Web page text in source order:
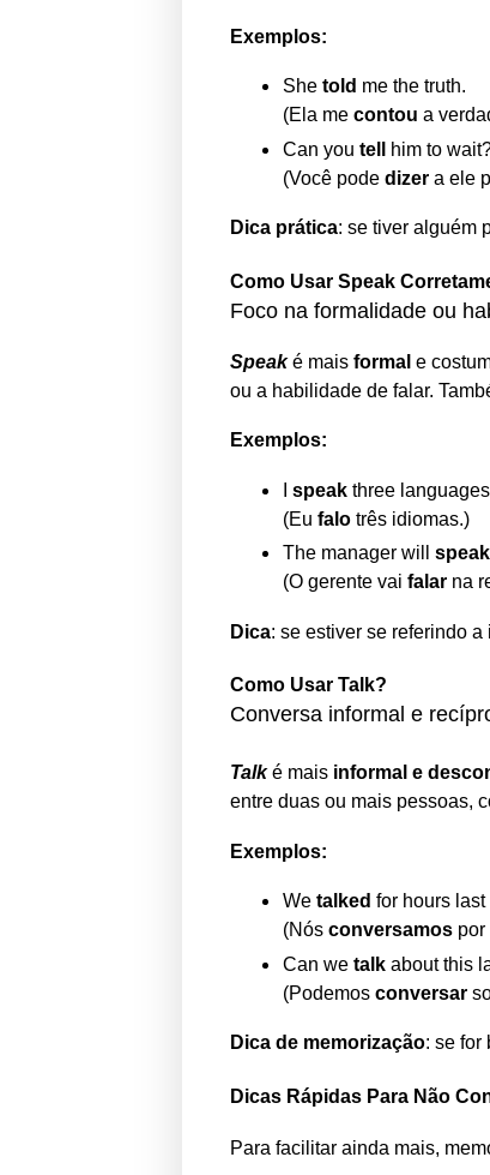
Exemplos:
She told me the truth.
(Ela me contou a
Can you tell
him to
(Você pode dizer a ele
Dica prática: se tiver alguém
Como Usar Speak
Foco na formalidade ou
Speaké mais formal e
ou a habilidade de falar.
Exemplos:
speak three
(Eu falo três idiomas.)
The manager will speak
(O gerente vai falar na
Dica: se estiver se referindo
Como Usar Talk?
Conversa informal e
Talk é mais informal e
entre duas ou mais pessoas,
Exemplos:
We talked for hours last
(Nós conversamos por
Can we talk about this
(Podemos conversar
Dica de memorização: se for
Dicas Rápidas Para Não
Para facilitar ainda mais,